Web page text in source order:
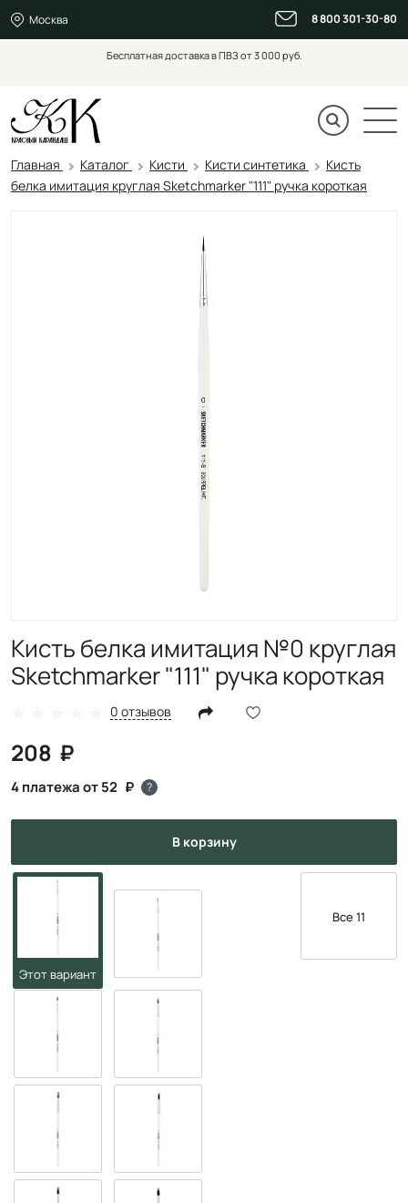
Москва 8 800 301-30-80
Бесплатная доставка в ПВЗ от 3 000 руб.
Главная Каталог Кисти Кисти синтетика
Кисть
белка имитация круглая Sketchmarker "111" ручка короткая
Кисть белка имитация №0 круглая
Sketchmarker "111" ручка короткая
0 отзывов
208
4 платежа от 52 ?
в корзину
Все 11